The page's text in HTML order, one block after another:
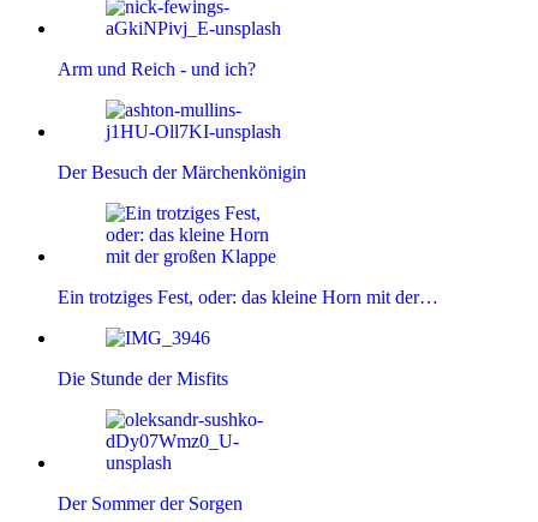
Arm und Reich - und ich?
Der Besuch der Märchenkönigin
Ein trotziges Fest, oder: das kleine Horn mit der…
Die Stunde der Misfits
Der Sommer der Sorgen